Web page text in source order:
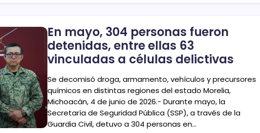
En mayo, 304 personas fueron
detenidas, entre ellas 63
vinculadas a células delictivas
Se decomisó droga, armamento, vehículos y precursores
químicos en distintas regiones del estado Morelia,
Michoacán, 4 de junio de 2026.- Durante mayo, la
Secretaría de Seguridad Pública (SSP), a través de la
Guardia Civil, detuvo a 304 personas en…